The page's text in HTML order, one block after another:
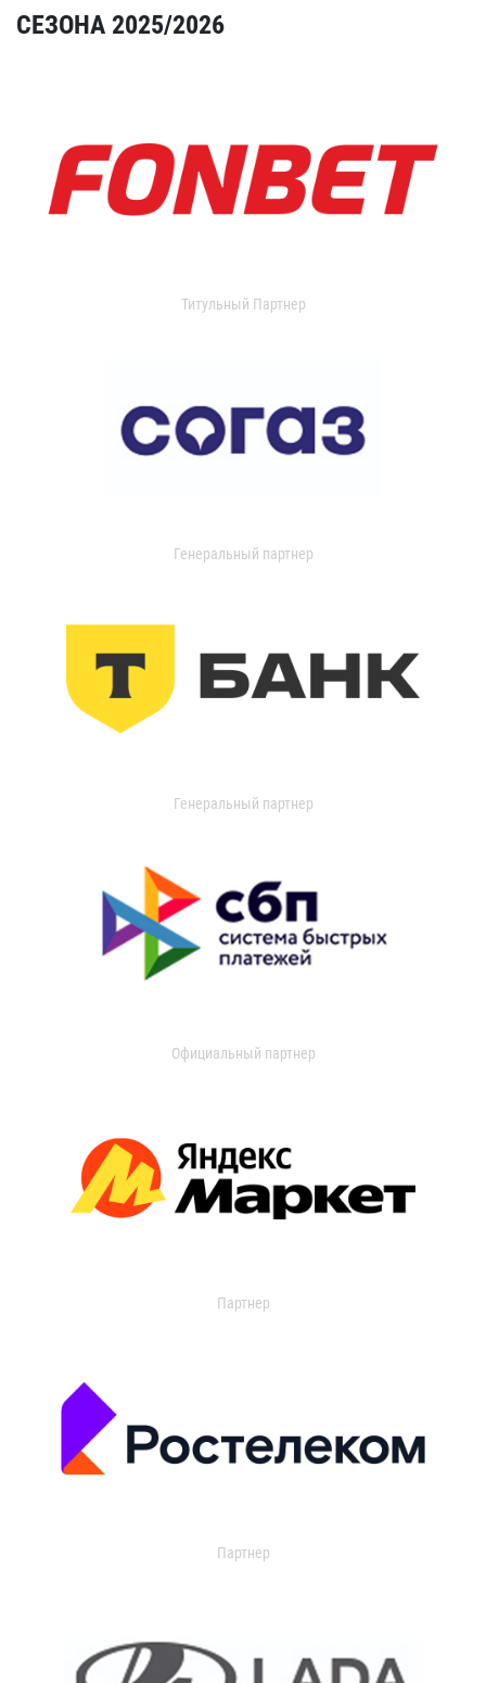
СЕЗОНА 2025/2026
Титульный Партнер
Генеральный партнер
Генеральный партнер
Официальный партнер
Партнер
Партнер